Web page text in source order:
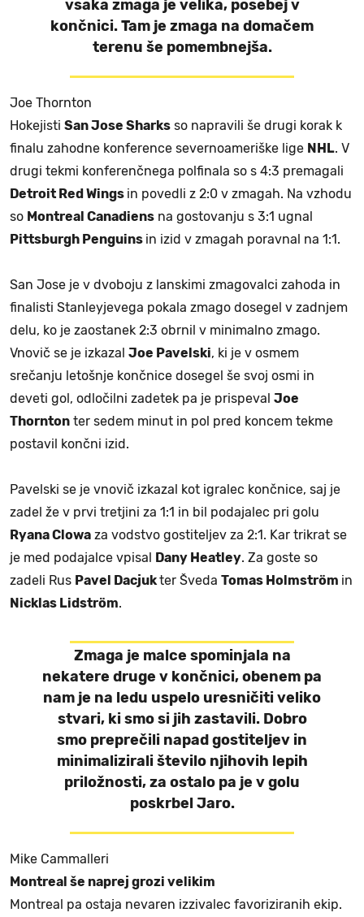
vsaka zmaga je velika, posebej v
končnici. Tam je zmaga na domačem
terenu še pomembnejša.
Joe Thornton
Hokejisti San Jose Sharks so napravili še drugi korak k
finalu zahodne konference severnoameriške lige NHL. V
drugi tekmi konferenčnega polfinala so s 4:3 premagali
Detroit Red Wings in povedli z 2:0 v zmagah. Na vzhodu
so Montreal Canadiens na gostovanju s 3:1 ugnal
Pittsburgh Penguins in izid v zmagah poravnal na 1:1.
San Jose je v dvoboju z lanskimi zmagovalci zahoda in
finalisti Stanleyjevega pokala zmago dosegel v zadnjem
delu, ko je zaostanek 2:3 obrnil v minimalno zmago.
Vnovič se je izkazal Joe Pavelski, ki je v osmem
srečanju letošnje končnice dosegel še svoj osmi in
deveti gol, odločilni zadetek pa je prispeval Joe
Thornton ter sedem minut in pol pred koncem tekme
postavil končni izid.
Pavelski se je vnovič izkazal kot igralec končnice, saj je
zadel že v prvi tretjini za 1:1 in bil podajalec pri golu
Ryana Clowa za vodstvo gostiteljev za 2:1. Kar trikrat se
je med podajalce vpisal
Dany Heatley. Za goste so
zadeli Rus Pavel Dacjukter Šveda Tomas Holmström in
Nicklas Lidström.
Zmaga je malce spominjala na
nekatere druge v končnici, obenem pa
nam je na ledu uspelo uresničiti veliko
stvari, ki smo si jih zastavili. Dobro
smo preprečili napad gostiteljev in
minimalizirali število njihovih lepih
priložnosti, za ostalo pa je v golu
poskrbel Jaro.
Mike Cammalleri
Montreal še naprej grozi velikim
Montreal pa ostaja nevaren izzivalec favoriziranih ekip.